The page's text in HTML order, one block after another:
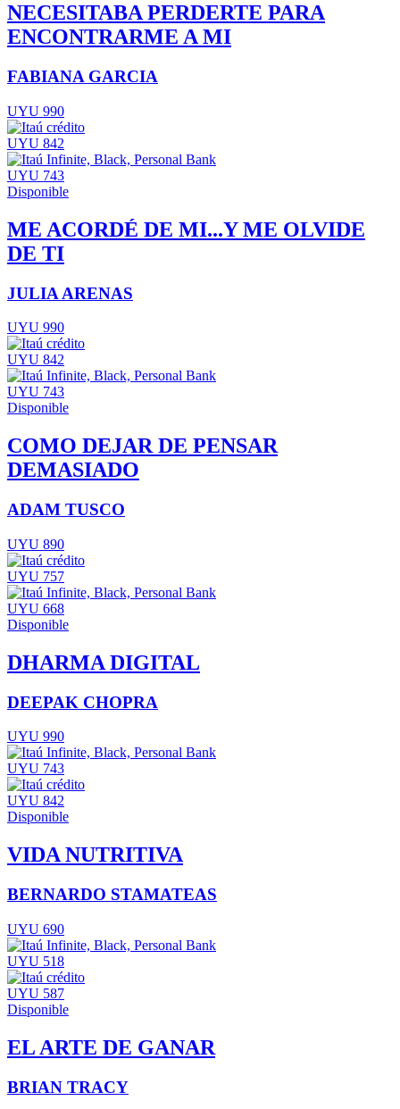
NECESITABA PERDERTE PARA
ENCONTRARME A MI
FABIANA GARCIA
UYU 990
UYU 842
UYU 743
Disponible
ME ACORDÉ DE MI...Y ME OLVIDE
DE TI
JULIA ARENAS
UYU 990
UYU 842
UYU 743
Disponible
COMO DEJAR DE PENSAR
DEMASIADO
ADAM TUSCO
UYU 890
UYU 757
UYU 668
Disponible
DHARMA DIGITAL
DEEPAK CHOPRA
UYU 990
UYU 743
UYU 842
Disponible
VIDA NUTRITIVA
BERNARDO STAMATEAS
UYU 690
UYU 518
UYU 587
Disponible
EL ARTE DE GANAR
BRIAN TRACY